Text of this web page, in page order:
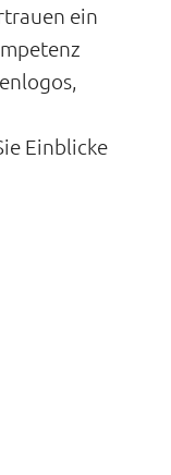
ein
Einblicke